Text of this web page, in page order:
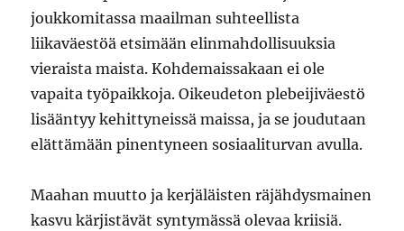
joukkomitassa maailman suhteellista
liikaväestöä etsimään elinmahdollisuuksia
vieraista maista. Kohdemaissakaan ei ole
vapaita työpaikkoja. Oikeudeton plebeijiväestö
lisääntyy kehittyneissä maissa, ja se joudutaan
elättämään pinentyneen sosiaaliturvan avulla.
Maahan muutto ja kerjäläisten räjähdysmainen
kasvu kärjistävät syntymässä olevaa kriisiä.